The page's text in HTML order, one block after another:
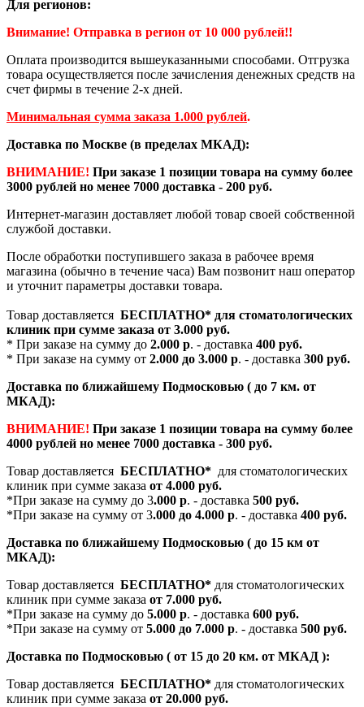
Для регионов:
Внимание! Отправка в регион от 10 000 рублей!!
Оплата производится вышеуказанными способами. Отгрузка
товара осуществляется после зачисления денежных средств на
счет фирмы в течение 2-х дней.
Минимальная сумма заказа 1.000 рублей.
Доставка по Москве (в пределах МКАД):
ВНИМАНИЕ! При заказе 1 позиции товара на сумму более
3000 рублей но менее 7000 доставка - 200 руб.
Интернет-магазин доставляет любой товар своей собственной
службой доставки.
После обработки поступившего заказа в рабочее время
магазина (обычно в течение часа) Вам позвонит наш оператор
и уточнит параметры доставки товара.
Товар доставляется БЕСПЛАТНО* для стоматологических
клиник при сумме заказа от 3.000 руб.
* При заказе на сумму до 2.000 р. - доставка 400 руб.
* При заказе на сумму от 2.000 до 3.000 р. - доставка 300 руб.
Доставка по ближайшему Подмосковью ( до 7 км. от
МКАД):
ВНИМАНИЕ! При заказе 1 позиции товара на сумму более
4000 рублей но менее 7000 доставка - 300 руб.
Товар доставляется БЕСПЛАТНО* для стоматологических
клиник при сумме заказа от 4.000 руб.
*При заказе на сумму до 3.000 р. - доставка 500 руб.
*При заказе на сумму от 3.000 до 4.000 р. - доставка 400 руб.
Доставка по ближайшему Подмосковью ( до 15 км от
МКАД):
Товар доставляется БЕСПЛАТНО* для стоматологических
клиник при сумме заказа от 7.000 руб.
*При заказе на сумму до 5.000 р. - доставка 600 руб.
*При заказе на сумму от 5.000 до 7.000 р. - доставка 500 руб.
Доставка по Подмосковью ( от 15 до 20 км. от МКАД ):
Товар доставляется БЕСПЛАТНО* для стоматологических
клиник при сумме заказа от 20.000 руб.